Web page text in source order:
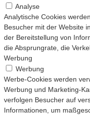
Analyse
Analytische Cookies
Besucher mit der Website
der Bereitstellung von
die Absprungrate, die
Werbung
Werbung
Werbe-Cookies werden
Werbung und Marketing-
verfolgen Besucher auf
Informationen, um